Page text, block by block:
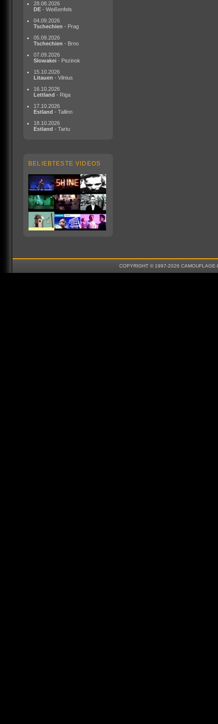
28.08.2026
DE - Weißenfels
04.09.2026
Tschechien - Prag
05.09.2026
Tschechien - Brno
07.09.2026
Slowakei - Pezinok
15.10.2026
Litauen - Vilnius
16.10.2026
Lettland - Riga
17.10.2026
Estland - Tallinn
18.10.2026
Estland - Tartu
BELIEBTESTE VIDEOS
COPYRIGHT © 1997-2026 CAMOUFLAGE-